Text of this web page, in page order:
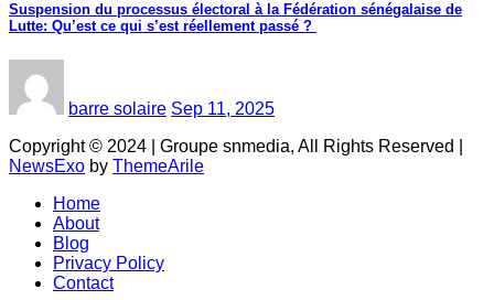
‎Suspension du processus électoral à la Fédération sénégalaise de
Lutte: Qu’est ce qui s’est réellement passé ? ‎‎
barre solaire Sep 11, 2025
Copyright © 2024 | Groupe snmedia, All Rights Reserved
NewsExo by ThemeArile
Home
About
Blog
Privacy Policy
Contact